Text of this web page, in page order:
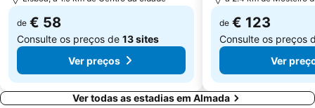
Praça do Comércio
Telheiras
de € 58
Consulte os preços de 13 sites
Ver preços
de € 123
Consulte os preços
Ver
Ver todas as estadias em Almada